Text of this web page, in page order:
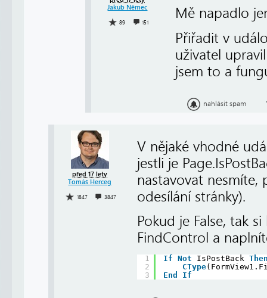
Jakub Němec
89 151
Mě napadlo
Přiřadit v
uživatel
jsem to a
nahlásit spam
před 17 lety
Tomáš Herceg
1847 3847
V nějaké vhodné
jestli je
nastavovat nesmíte,
odesílání stránky).
Pokud je False, tak
FindControl a
1
2
3
If Not IsPostBack
CType
End
If